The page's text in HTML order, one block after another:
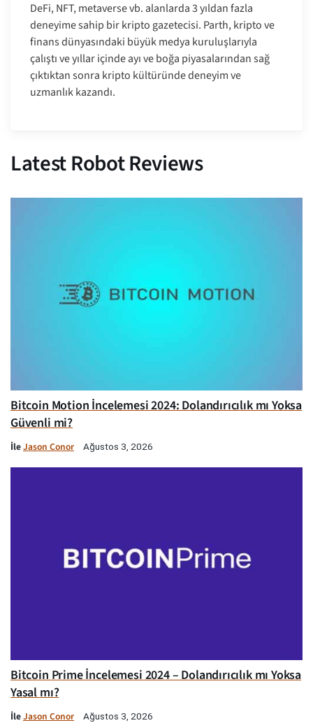
DeFi, NFT, metaverse vb. alanlarda 3 yıldan fazla
deneyime sahip bir kripto gazetecisi. Parth, kripto ve
finans dünyasındaki büyük medya kuruluşlarıyla
çalıştı ve yıllar içinde ayı ve boğa piyasalarından sağ
çıktıktan sonra kripto kültüründe deneyim ve
uzmanlık kazandı.
Latest Robot Reviews
Bitcoin Motion İncelemesi 2024: Dolandırıcılık mı Yoksa
Güvenli mi?
İleJason Conor Ağustos 3, 2026
Bitcoin Prime İncelemesi 2024 – Dolandırıcılık mı Yoksa
Yasal mı?
İleJason Conor Ağustos 3, 2026